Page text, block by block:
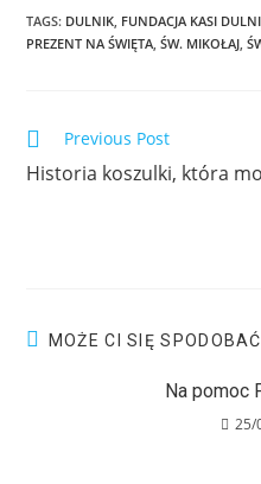
TAGS: DULNIK, FUNDACJA KASI
PREZENT NA ŚWIĘTA, ŚW. MIKOŁAJ,
Previous Post
Historia koszulki, która
MOŻE CI SIĘ
Na pomoc
25/